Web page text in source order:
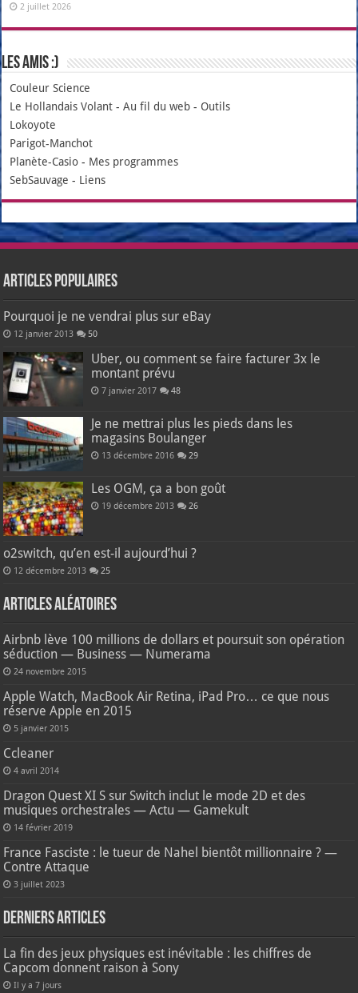
2 juillet 2026
Les amis :)
Couleur Science
Le Hollandais Volant -Au fil du web - Outils
Lokoyote
Parigot-Manchot
Planète-Casio - Mes programmes
SebSauvage - Liens
Articles populaires
Pourquoi je ne vendrai plus sur eBay
12 janvier 2013 50
Uber, ou comment se faire facturer 3x le
montant prévu
7 janvier 2017 48
Je ne mettrai plus les pieds dans les
magasins Boulanger
13 décembre 2016 29
Les OGM, ça a bon goût
19 décembre 2013 26
o2switch, qu’en est-il aujourd’hui ?
12 décembre 2013 25
Articles aléatoires
Airbnb lève 100 millions de dollars et poursuit son opération
séduction — Business — Numerama
24 novembre 2015
Apple Watch, MacBook Air Retina, iPad Pro… ce que nous
réserve Apple en 2015
5 janvier 2015
Ccleaner
4 avril 2014
Dragon Quest XI S sur Switch inclut le mode 2D et des
musiques orchestrales — Actu — Gamekult
14 février 2019
France Fasciste : le tueur de Nahel bientôt millionnaire ? —
Contre Attaque
3 juillet 2023
Derniers articles
La fin des jeux physiques est inévitable : les chiffres de
Capcom donnent raison à Sony
Il y a 7 jours